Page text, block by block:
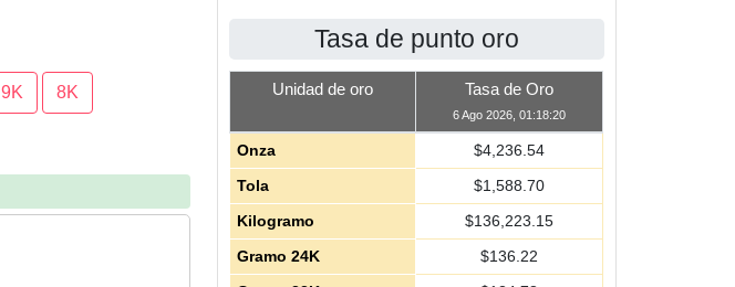
9K 8K
Tasa de punto oro
Unidad de oro Tasa de Oro
6 Ago 2026, 01:18:20
Onza $4,236.54
Tola
$1,588.70
Kilogramo
$136,223.15
Gramo 24K
$136.22